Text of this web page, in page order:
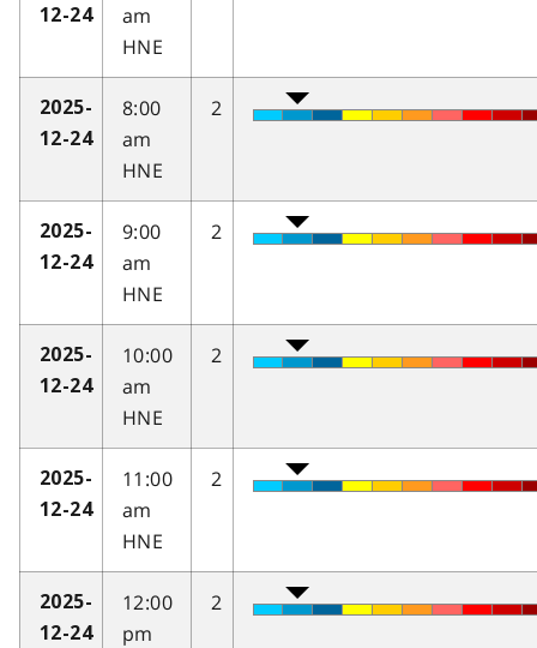
12-24
am
HNE
2025-
12-24
8:00
am
HNE
2
2025-
12-24
9:00
am
HNE
2
2025-
12-24
10:00
am
HNE
2
2025-
12-24
11:00
am
HNE
2
2025-
12-24
12:00
pm
2